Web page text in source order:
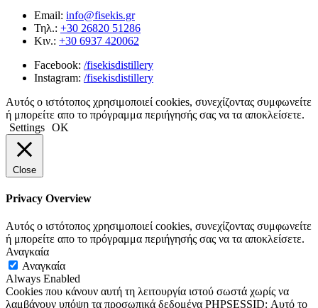
Email: info@fisekis.gr
Τηλ.: +30 26820 51286
Κιν.: +30 6937 420062
Facebook: /fisekisdistillery
Instagram: /fisekisdistillery
Αυτός ο ιστότοπος χρησιμοποιεί cookies, συνεχίζοντας συμφωνείτε
ή μπορείτε απο το πρόγραμμα περιήγησής σας να τα αποκλείσετε.
Settings ΟΚ
Close
Privacy Overview
Αυτός ο ιστότοπος χρησιμοποιεί cookies, συνεχίζοντας συμφωνείτε
ή μπορείτε απο το πρόγραμμα περιήγησής σας να τα αποκλείσετε.
Αναγκαία
Αναγκαία
Always Enabled
Cookies που κάνουν αυτή τη λειτουργία ιστού σωστά χωρίς να
λαμβάνουν υπόψη τα προσωπικά δεδομένα PHPSESSID: Αυτό το